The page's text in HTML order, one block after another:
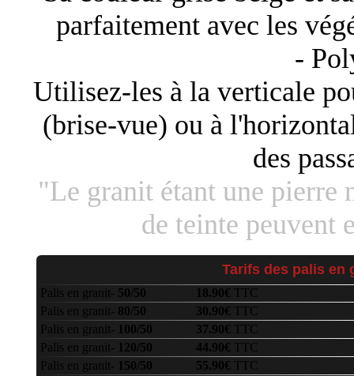
parfaitement avec les
-
Utilisez-les à la verticale
(brise-vue) ou à
des
"Le granit étant une pierre
de teinte peuvent
Tarifs des palis en
Palis en granit- 50/50 18.90€ TTC
Palis en granit- 80/50 30.90€ TTC
Palis en granit- 100/50 37.90€ TTC
Palis en granit- 120/50 44.90€ TTC
Palis en granit- 150/50 55.90€ TTC